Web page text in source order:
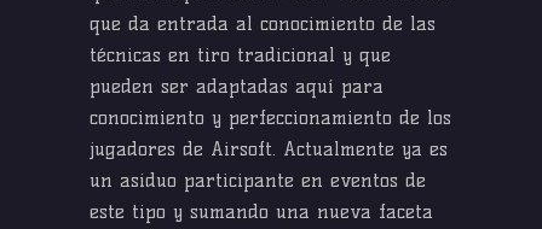
que da entrada al conocimiento de las
técnicas en tiro tradicional y que
pueden ser adaptadas aquí para
conocimiento y perfeccionamiento de los
jugadores de Airsoft. Actualmente ya es
un asiduo participante en eventos de
este tipo y sumando una nueva faceta